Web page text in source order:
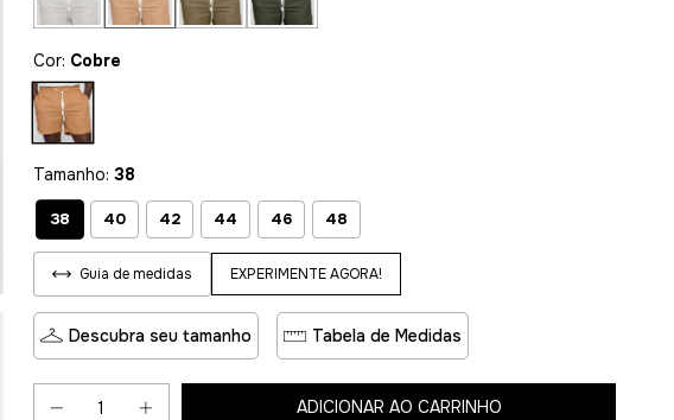
Cor: Cobre
Tamanho: 38
38 40 42 44 46 48
Guia de medidas EXPERIMENTE AGORA!
Descubra seu tamanho Tabela de Medidas